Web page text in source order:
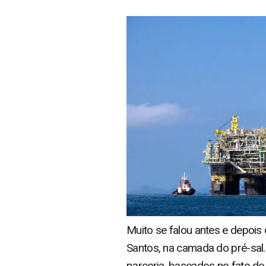
Muito se falou antes e
Santos, na camada do pré-